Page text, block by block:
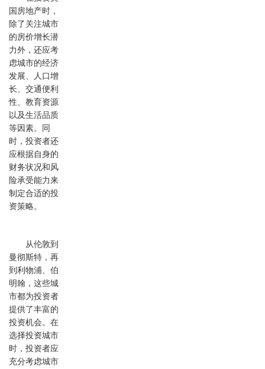
国房地产时，
除了关注城市
的房价增长潜
力外，还应考
虑城市的经济
发展、人口增
长、交通便利
性、教育资源
以及生活品质
等因素。同
时，投资者还
应根据自身的
财务状况和风
险承受能力来
制定合适的投
资策略。
从伦敦到
曼彻斯特，再
到利物浦、伯
明翰，这些城
市都为投资者
提供了丰富的
投资机会。在
选择投资城市
时，投资者应
充分考虑城市